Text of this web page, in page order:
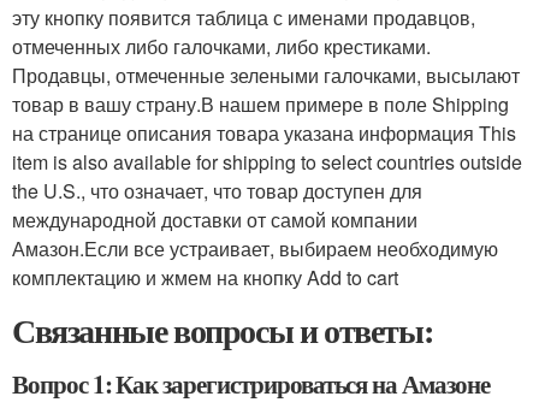
эту кнопку появится таблица с именами продавцов,
отмеченных либо галочками, либо крестиками.
Продавцы, отмеченные зелеными галочками, высылают
товар в вашу страну.В нашем примере в поле Shipping
на странице описания товара указана информация This
item is also available for shipping to select countries outside
the U.S., что означает, что товар доступен для
международной доставки от самой компании
Амазон.Если все устраивает, выбираем необходимую
комплектацию и жмем на кнопку Add to cart
Связанные вопросы и ответы:
Вопрос 1: Как зарегистрироваться на Амазоне